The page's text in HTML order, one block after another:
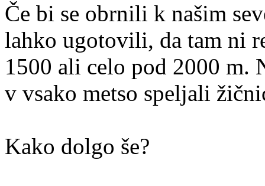
Če bi se obrnili k našim
lahko ugotovili, da tam ni
1500 ali celo pod 2000 m.
v vsako metso speljali
Kako dolgo še?